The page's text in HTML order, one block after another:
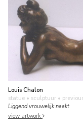
Louis Chalon
statue • sculptuur •
Liggend vrouwelijk naakt
view artwork